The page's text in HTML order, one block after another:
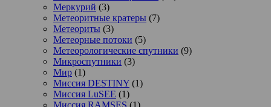
Меркурий (3)
Метеоритные кратеры (7)
Метеориты (3)
Метеорные потоки (5)
Метеорологические спутники (9)
Микроспутники (3)
Мир (1)
Миссия DESTINY (1)
Миссия LuSEE (1)
Миссия RAMSES (1)